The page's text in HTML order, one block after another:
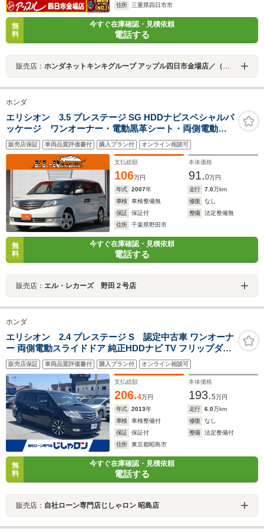
住所
三重県四日市市
無
料
今すぐ在庫確認・見積依頼
電話する
販売店： ホンダネットキンキグループ アップル四日市金場店／（株）シマダオート商事
ホンダ
エリシオン 3.5 プレステージ SG HDDナビスペシャルパ
ッケージ ワンオーナー・電動黒革シート・両側電動ス
ライドドア・バックカメラ・フリップダウンモニター・
クルーズコントロール・ドライブレコーダー・HIDヘッド
ライト・シートヒーター・ETC・スマートキーオートA/C
販売店保証 車両品質評価書付 購入プラン付 オンライン相談可
支払総額
106万円
本体価格
91.0万円
年式
2007年 走行 7.0万km
車検
車検整備無 修復
なし
保証
保証付 整備
法定整備無
住所
千葉県野田市
無
料
今すぐ在庫確認・見積依頼
電話する
販売店： エル・レカーズ 野田２号店
ホンダ
エリシオン 2.4 プレステージ S 認定中古車 ワンオーナ
ー 両側電動スライドドア 純正HDDナビ TV フリップダウ
ンモニター
販売店保証 車両品質評価書付 購入プラン付 オンライン相談可
支払総額
206.4万円
本体価格
193.5万円
年式
2013年 走行 6.0万km
車検
車検整備付 修復
なし
保証
保証付 整備
法定整備付
住所
東京都昭島市
無
料
今すぐ在庫確認・見積依頼
電話する
販売店： 自社ローン専門店じしゃロン 昭島店